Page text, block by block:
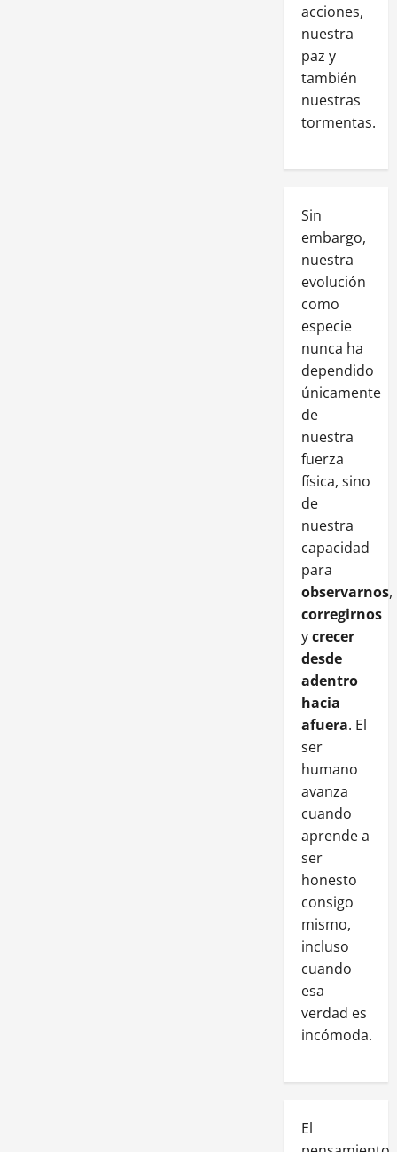
acciones,
nuestra
paz y
también
nuestras
tormentas.
Sin
embargo,
nuestra
evolución
como
especie
nunca ha
dependido
únicamente
de
nuestra
fuerza
física, sino
de
nuestra
capacidad
para
observarnos,
corregirnos
ycrecer
desde
adentro
hacia
afuera. El
ser
humano
avanza
cuando
aprende a
ser
honesto
consigo
mismo,
incluso
cuando
esa
verdad es
incómoda.
El